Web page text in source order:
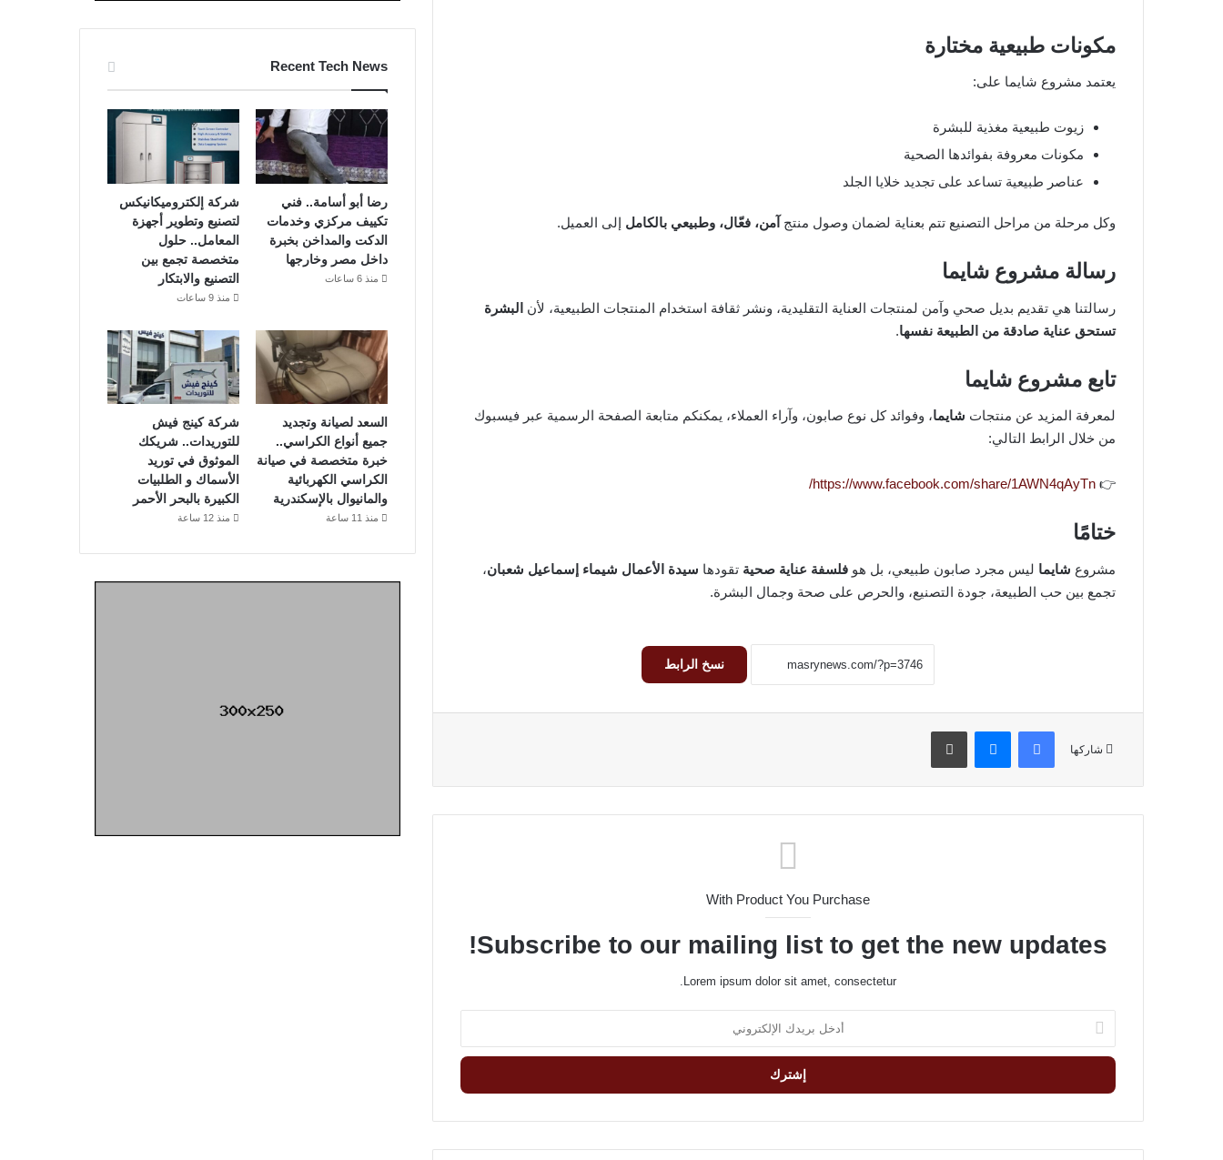
مكونات طبيعية مختارة
يعتمد مشروع شايما على:
زيوت طبيعية مغذية للبشرة
مكونات معروفة بفوائدها الصحية
عناصر طبيعية تساعد على تجديد خلايا الجلد
وكل مرحلة من مراحل التصنيع تتم بعناية لضمان وصول منتج آمن، فعّال، وطبيعي بالكامل إلى العميل.
رسالة مشروع شايما
رسالتنا هي تقديم بديل صحي وآمن لمنتجات العناية التقليدية، ونشر ثقافة استخدام المنتجات الطبيعية، لأن البشرة
تستحق عناية صادقة من الطبيعة نفسها.
تابع مشروع شايما
لمعرفة المزيد عن منتجات شايما، وفوائد كل نوع صابون، وآراء العملاء، يمكنكم متابعة الصفحة الرسمية عبر فيسبوك
من خلال الرابط التالي:
👉
https://www.facebook.com/share/1AWN4qAyTn/
ختامًا
مشروع شايما ليس مجرد صابون طبيعي، بل هو فلسفة عناية صحية تقودها سيدة الأعمال شيماء إسماعيل شعبان،
تجمع بين حب الطبيعة، جودة التصنيع، والحرص على صحة وجمال البشرة.
نسخ الرابط
شاركها
فيسبوك
With Product You Purchase
Subscribe to our mailing list to get the new updates!
Lorem ipsum dolor sit amet, consectetur.
خ
ب
د
Recent Tech News
رضا أبو أسامة.. فني
تكييف مركزي وخدمات
الدكت والمداخن بخبرة
داخل مصر وخارجها
منذ 6 ساعات
شركة إلكتروميكانيكس
لتصنيع وتطوير أجهزة
المعامل.. حلول
متخصصة تجمع بين
التصنيع والابتكار
منذ 9 ساعات
السعد لصيانة وتجديد
جميع أنواع الكراسي..
خبرة متخصصة في صيانة
الكراسي الكهربائية
والمانيوال بالإسكندرية
منذ 11 ساعة
شركة كينج فيش
للتوريدات.. شريكك
الموثوق في توريد
الأسماك و الطلبيات
الكبيرة بالبحر الأحمر
منذ 12 ساعة